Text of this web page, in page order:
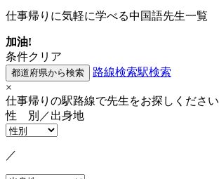
仕事帰りに気軽に学べる中国語先生一覧
加油!
条件クリア
路線検索駅検索
×
仕事帰りの駅路線で先生をお探しください
性 別／出身地
／